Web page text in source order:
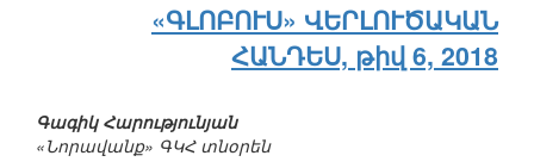
«ԳԼՈԲՈՒՍ» ՎԵՐԼՈՒԾԱԿԱՆ
ՀԱՆԴԵՍ, թիվ 6, 2018
Գագիկ Հարությունյան
«Նորավանք» ԳԿՀ տնօրեն